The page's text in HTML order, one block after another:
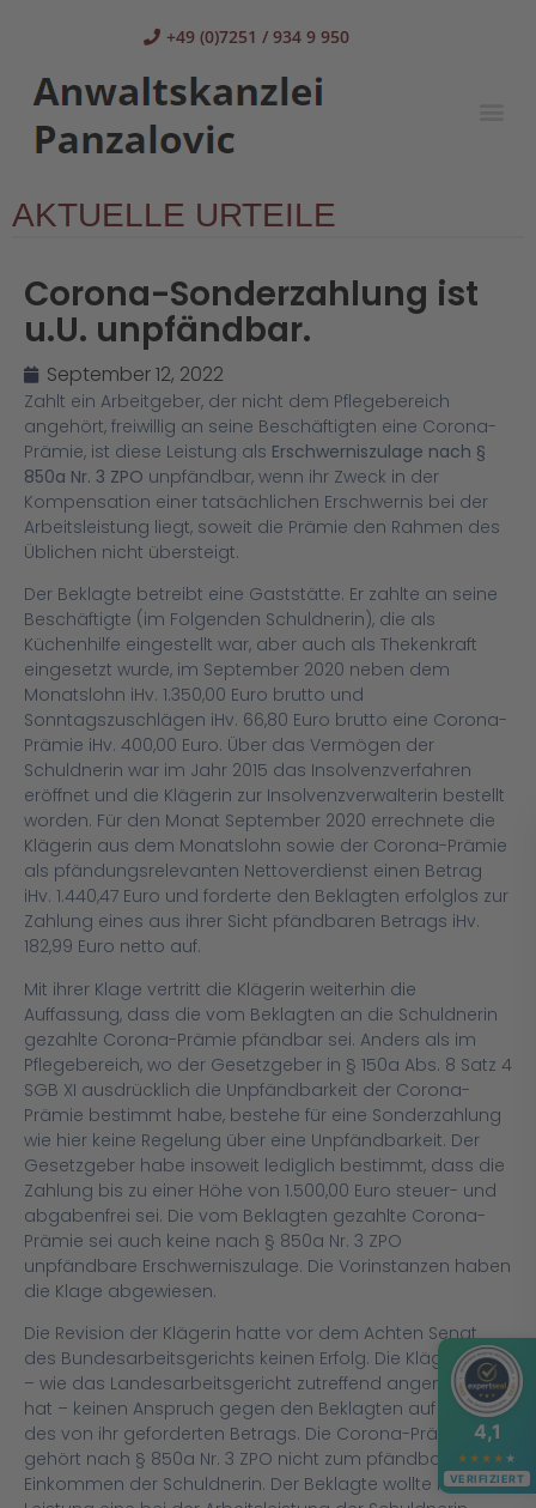
+49 (0)7251 / 934 9 950
AKTUELLE URTEILE
Corona-Sonderzahlung ist
u.U. unpfändbar.
September 12, 2022
Zahlt ein Arbeitgeber, der nicht dem Pflegebereich
angehört, freiwillig an seine Beschäftigten eine Corona-
Prämie, ist diese Leistung als Erschwerniszulage nach §
850a Nr. 3 ZPO unpfändbar, wenn ihr Zweck in der
Kompensation einer tatsächlichen Erschwernis bei der
Arbeitsleistung liegt, soweit die Prämie den Rahmen des
Üblichen nicht übersteigt.
Der Beklagte betreibt eine Gaststätte. Er zahlte an seine
Beschäftigte (im Folgenden Schuldnerin), die als
Küchenhilfe eingestellt war, aber auch als Thekenkraft
eingesetzt wurde, im September 2020 neben dem
Monatslohn iHv. 1.350,00 Euro brutto und
Sonntagszuschlägen iHv. 66,80 Euro brutto eine Corona-
Prämie iHv. 400,00 Euro. Über das Vermögen der
Schuldnerin war im Jahr 2015 das Insolvenzverfahren
eröffnet und die Klägerin zur Insolvenzverwalterin bestellt
worden. Für den Monat September 2020 errechnete die
Klägerin aus dem Monatslohn sowie der Corona-Prämie
als pfändungsrelevanten Nettoverdienst einen Betrag
iHv. 1.440,47 Euro und forderte den Beklagten erfolglos zur
Zahlung eines aus ihrer Sicht pfändbaren Betrags iHv.
182,99 Euro netto auf.
Mit ihrer Klage vertritt die Klägerin weiterhin die
Auffassung, dass die vom Beklagten an die Schuldnerin
gezahlte Corona-Prämie pfändbar sei. Anders als im
Pflegebereich, wo der Gesetzgeber in § 150a Abs. 8 Satz 4
SGB XI ausdrücklich die Unpfändbarkeit der Corona-
Prämie bestimmt habe, bestehe für eine Sonderzahlung
wie hier keine Regelung über eine Unpfändbarkeit. Der
Gesetzgeber habe insoweit lediglich bestimmt, dass die
Zahlung bis zu einer Höhe von 1.500,00 Euro steuer- und
abgabenfrei sei. Die vom Beklagten gezahlte Corona-
Prämie sei auch keine nach § 850a Nr. 3 ZPO
unpfändbare Erschwerniszulage. Die Vorinstanzen haben
die Klage abgewiesen.
Die Revision der Klägerin hatte vor dem Achten Senat
des Bundesarbeitsgerichts keinen Erfolg. Die Klägerin hat
– wie das Landesarbeitsgericht zutreffend angenommen
hat – keinen Anspruch gegen den Beklagten auf Zahlung
des von ihr geforderten Betrags. Die Corona-Prämie
gehört nach § 850a Nr. 3 ZPO nicht zum pfändbaren
Einkommen der Schuldnerin. Der Beklagte wollte mit der
4,1
★ ★ ★ ★ ★
VERIFIZIERT